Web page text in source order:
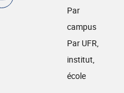
Par
campus
Par UFR,
institut,
école